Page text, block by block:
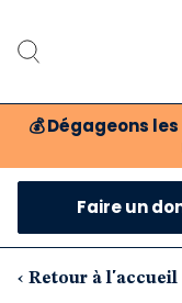
💰 Dégageons
Faire un
‹ Retour à l'accueil